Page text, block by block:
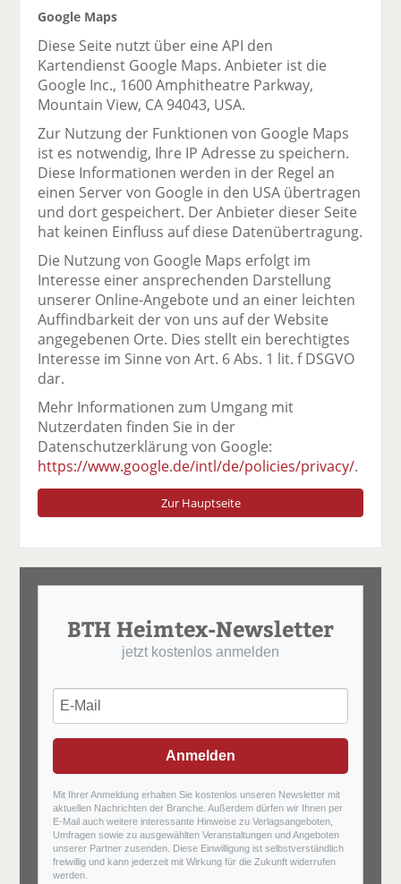
Google Maps
Diese Seite nutzt über eine API den
Kartendienst Google Maps. Anbieter ist die
Google Inc., 1600 Amphitheatre Parkway,
Mountain View, CA 94043, USA.
Zur Nutzung der Funktionen von Google Maps
ist es notwendig, Ihre IP Adresse zu speichern.
Diese Informationen werden in der Regel an
einen Server von Google in den USA übertragen
und dort gespeichert. Der Anbieter dieser Seite
hat keinen Einfluss auf diese Datenübertragung.
Die Nutzung von Google Maps erfolgt im
Interesse einer ansprechenden Darstellung
unserer Online-Angebote und an einer leichten
Auffindbarkeit der von uns auf der Website
angegebenen Orte. Dies stellt ein berechtigtes
Interesse im Sinne von Art. 6 Abs. 1 lit. f DSGVO
dar.
Mehr Informationen zum Umgang mit
Nutzerdaten finden Sie in der
Datenschutzerklärung von Google:
https://www.google.de/intl/de/policies/privacy/.
Zur Hauptseite
BTH Heimtex-Newsletter
jetzt kostenlos anmelden
Anmelden
Mit Ihrer Anmeldung erhalten Sie kostenlos unseren Newsletter mit
aktuellen Nachrichten der Branche. Außerdem dürfen wir Ihnen per
E-Mail auch weitere interessante Hinweise zu Verlagsangeboten,
Umfragen sowie zu ausgewählten Veranstaltungen und Angeboten
unserer Partner zusenden. Diese Einwilligung ist selbstverständlich
freiwillig und kann jederzeit mit Wirkung für die Zukunft widerrufen
werden.